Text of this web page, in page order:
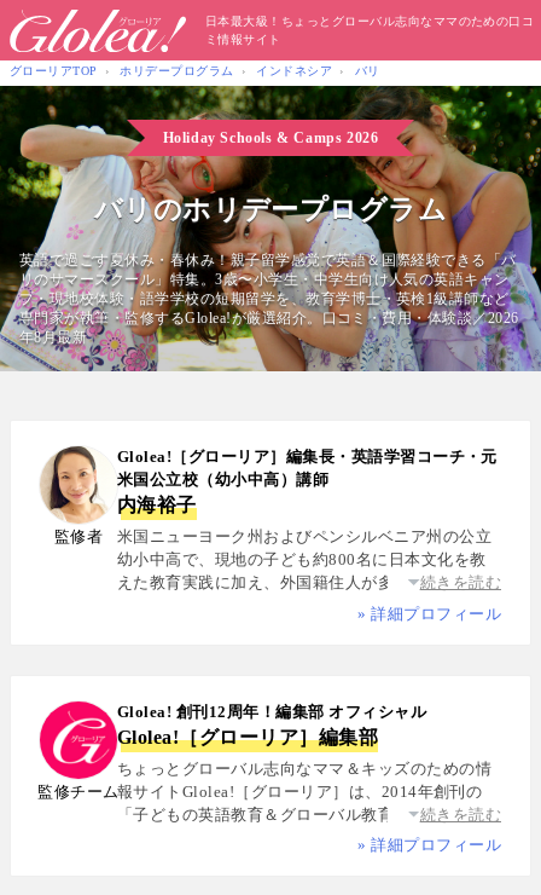
日本最大級！ちょっとグローバル志向なママのための口コ
ミ情報サイト
グローリアTOP ホリデープログラム インドネシア バリ
Holiday Schools & Camps 2026
バリのホリデープログラム
英語で過ごす夏休み・春休み！親子留学感覚で英語＆国際経験できる「バ
リのサマースクール」特集。3歳〜小学生・中学生向け人気の英語キャン
プ・現地校体験・語学学校の短期留学を、教育学博士・英検1級講師など
専門家が執筆・監修するGlolea!が厳選紹介。口コミ・費用・体験談／2026
年8月最新
監修者
Glolea!［グローリア］編集長・英語学習コーチ・元
米国公立校（幼小中高）講師
内海裕子
米国ニューヨーク州およびペンシルベニア州の公立
幼小中高で、現地の子ども約800名に日本文化を教
えた教育実践に加え、外国籍住人が多数を占める多
国籍シェアハウスで約5年間生活し、リアルな多文化
スペイン語・中国語・日本語の4言語を駆使し、世界
中の女性や母親と対話・取材を継続. 親子留学、バイ
リンガル育児、おうち英語、子どもオンライン英会
話に関する実体験に基づく信頼性の高い情報を発信
している. 著書に『子育てツイッター入門』ほか、日
経、AERA、NewsPicksなどでの寄稿・監修実績多数
続きを読む
» 詳細プロフィール
監修チーム
Glolea! 創刊12周年！編集部 オフィシャル
Glolea!［グローリア］編集部
ちょっとグローバル志向なママ＆キッズのための情
報サイトGlolea!［グローリア］は、2014年創刊の
「子どもの英語教育＆グローバル教育」に特化した
専門メディア. 英語にはじめて触れるお子様から帰国
続きを読む
» 詳細プロフィール